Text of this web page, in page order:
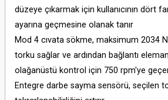
düzeye çıkarmak için kullanıcının dört
ayarına geçmesine olanak tanır
Mod 4 cıvata sökme, maksimum 2034
torku sağlar ve ardından bağlantı
olağanüstü kontrol için 750 rpm'ye
Entegre darbe sayma sensörü, seçilen